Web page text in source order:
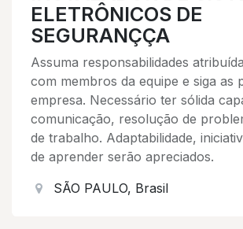
ELETRÔNICOS DE
SEGURANÇÇA
Assuma responsabilidades
com membros da equipe e siga as
empresa. Necessário ter sólida
comunicação, resolução de
de trabalho. Adaptabilidade,
de aprender serão apreciados.
SÃO PAULO, Brasil